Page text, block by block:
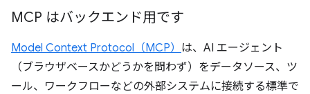
MCP はバックエンド用です
Model Context Protocol（MCP） は、AI エージェント
（ブラウザベースかどうかを問わず）をデータソース、ツ
ール、ワークフローなどの外部システムに接続する標準で